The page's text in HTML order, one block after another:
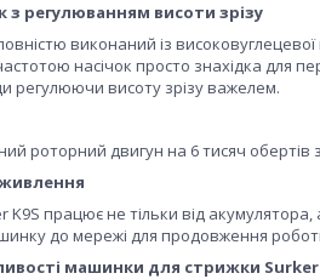
регулюванням висоти зрізу
виконаний із
насічок просто знахідка для
регулюючи висоту зрізу важелем.
роторний двигун на 6 тисяч обертів
працює не тільки від
до мережі для продовження
машинки для стрижки Surker